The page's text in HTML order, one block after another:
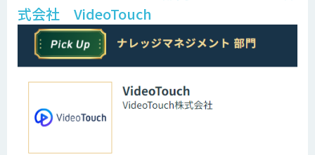
式会社 VideoTouch